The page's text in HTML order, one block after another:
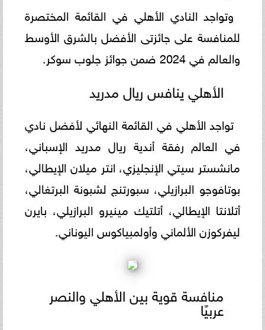
وتواجد النادي الأهلي في القائمة المختصرة
للمنافسة على جائزتى الأفضل بالشرق الأوسط
والعالم في 2024 ضمن جوائز جلوب سوكر.
الأهلي ينافس ريال مدريد
تواجد الأهلي في القائمة النهائي لأفضل نادي
في العالم رفقة أندية ريال مدريد الإسباني،
مانشستر سيتي الإنجليزي، انتر ميلان الإيطالي،
بوتافوجو البرازيلي، سبورتنج لشبونة البرتغالي،
أتلانتا الإيطالي، أتلتيك مينيرو البرازيلي، بايرن
ليفركوزن الألماني وأولمبياكوس اليوناني.
منافسة قوية بين الأهلي والنصر
عربيًا